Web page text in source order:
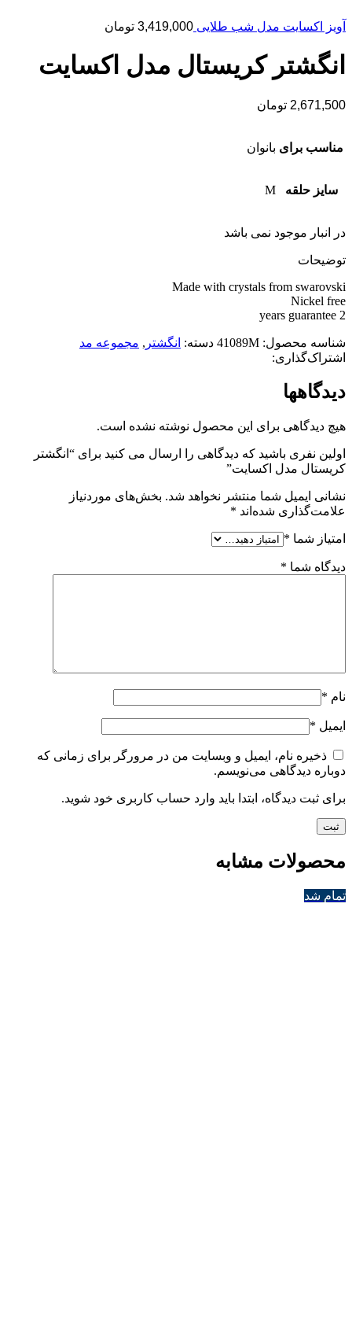
آویز اکسایت مدل شب طلایی 3,419,000 تومان
انگشتر کریستال مدل اکسایت
2,671,500 تومان
مناسب برای بانوان
سایز حلقه M
در انبار موجود نمی باشد
توضیحات
Made with crystals from swarovski
Nickel free
2 years guarantee
شناسه محصول: 41089M دسته: انگشتر , مجموعه مد
اشتراک‌گذاری:
دیدگاهها
هیچ دیدگاهی برای این محصول نوشته نشده است.
اولین نفری باشید که دیدگاهی را ارسال می کنید برای “انگشتر
کریستال مدل اکسایت”
نشانی ایمیل شما منتشر نخواهد شد. بخش‌های موردنیاز
علامت‌گذاری شده‌اند *
امتیاز شما *
دیدگاه شما *
نام *
ایمیل *
ذخیره نام، ایمیل و وبسایت من در مرورگر برای زمانی که
دوباره دیدگاهی می‌نویسم.
برای ثبت دیدگاه، ابتدا باید وارد حساب کاربری خود شوید.
محصولات مشابه
تمام شد